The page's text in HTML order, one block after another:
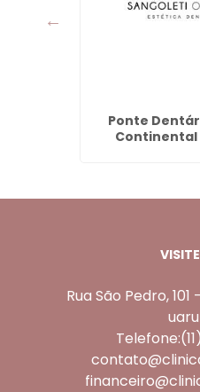
Ponte
Continental
Rua São Pedro,